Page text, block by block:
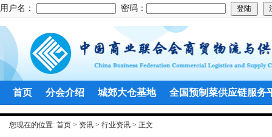
用户名： 密码：
首页 分会介绍 城郊大仓基地 全国预制菜供应链服务
您现在的位置: 首页 > 资讯 > 行业资讯 > 正文